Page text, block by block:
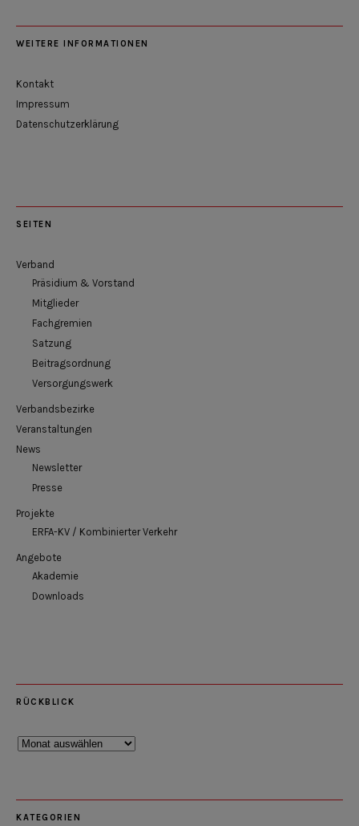
WEITERE INFORMATIONEN
Kontakt
Impressum
Datenschutzerklärung
SEITEN
Verband
Präsidium & Vorstand
Mitglieder
Fachgremien
Satzung
Beitragsordnung
Versorgungswerk
Verbandsbezirke
Veranstaltungen
News
Newsletter
Presse
Projekte
ERFA-KV / Kombinierter Verkehr
Angebote
Akademie
Downloads
RÜCKBLICK
Rückblick
KATEGORIEN